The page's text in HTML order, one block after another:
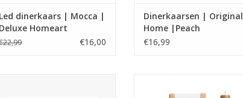
Led dinerkaars | Mocca |
Deluxe Homeart
€16,00
Dinerkaarsen | Original
Home |Peach
€16,99
palmolie gecombineerd met